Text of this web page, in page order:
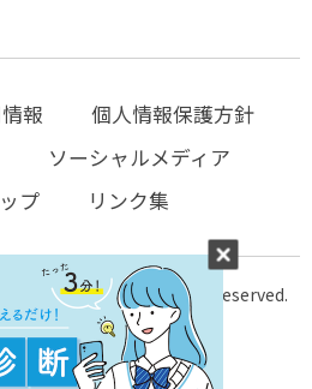
報
個人情報保護方針
ソーシャルメディア
プ
リンク集
school.com All Rights Reserved.